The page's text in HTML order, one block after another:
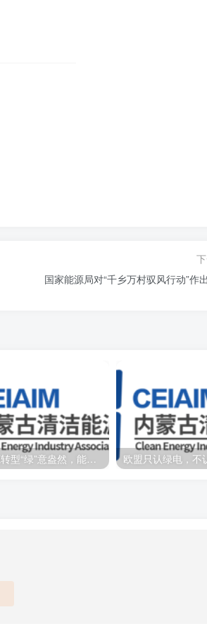
国家能源局对“千乡万村驭风行动”作
我国能源转型“绿”意盎然，能源结构不断优化升级 欧盟只认绿电，不